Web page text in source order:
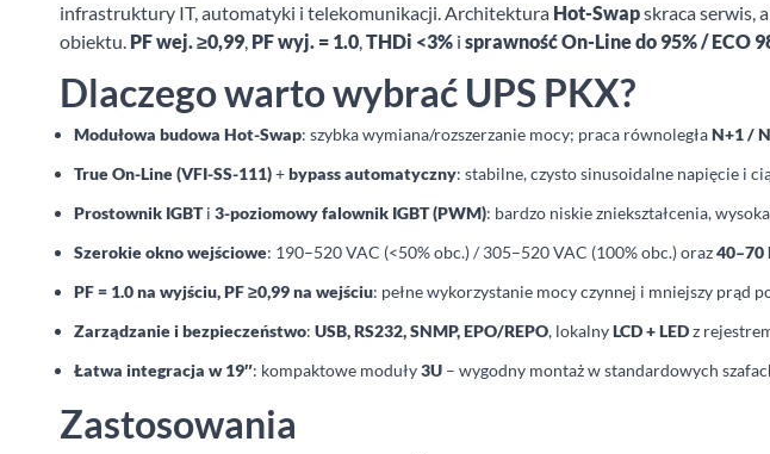
infrastruktury IT, automatyki i telekomunikacji. Architektura Hot-Swapskraca serwis,
obiektu. PF wej. ≥0,99, PF wyj. = 1.0,THDi <3% i sprawność On-Line do 95% / ECO
Dlaczego warto wybrać UPS PKX?
Modułowa budowa Hot-Swap: szybka wymiana/rozszerzanie mocy; praca równoległaN+1 /
True On-Line (VFI-SS-111)+bypass automatyczny: stabilne, czysto sinusoidalne napięcie i
Prostownik IGBTi 3-poziomowy falownik IGBT (PWM): bardzo niskie zniekształcenia,
Szerokie okno wejściowe: 190–520 VAC (<50% obc.) / 305–520 VAC (100% obc.) oraz40–70
PF = 1.0 na wyjściu, PF ≥0,99 na wejściu: pełne wykorzystanie mocy czynnej i mniejszy prąd
Zarządzanie i bezpieczeństwo: USB, RS232, SNMP, EPO/REPO, lokalnyLCD + LEDz
Łatwa integracja w 19″: kompaktowe moduły3U – wygodny montaż w standardowych
Zastosowania